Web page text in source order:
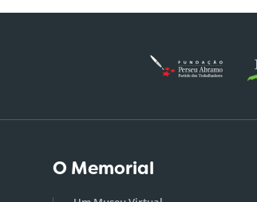
O Memorial